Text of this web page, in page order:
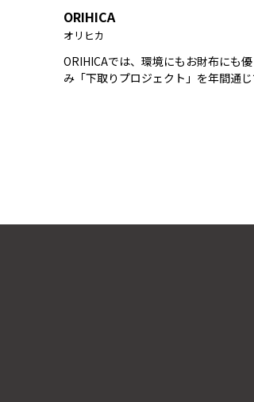
ORIHICA
オリヒカ
ORIHICAでは、環境にもお財布にも
み「下取りプロジェクト」を年間通